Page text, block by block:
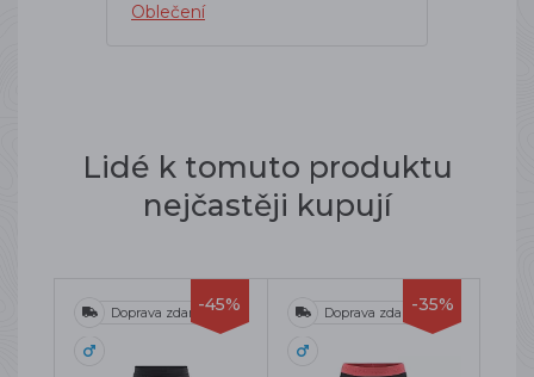
Oblečení
Lidé k tomuto produktu
nejčastěji kupují
-45%
Doprava zdarma -35%
Doprava zdarma